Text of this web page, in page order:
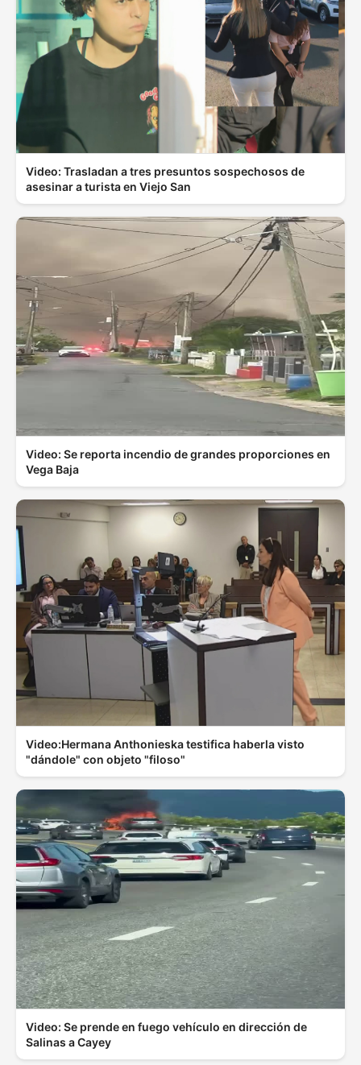
Video: Trasladan a tres presuntos sospechosos de
asesinar a turista en Viejo San
Video: Se reporta incendio de grandes proporciones en
Vega Baja
Video:Hermana Anthonieska testifica haberla visto
"dándole" con objeto "filoso"
Video: Se prende en fuego vehículo en dirección de
Salinas a Cayey